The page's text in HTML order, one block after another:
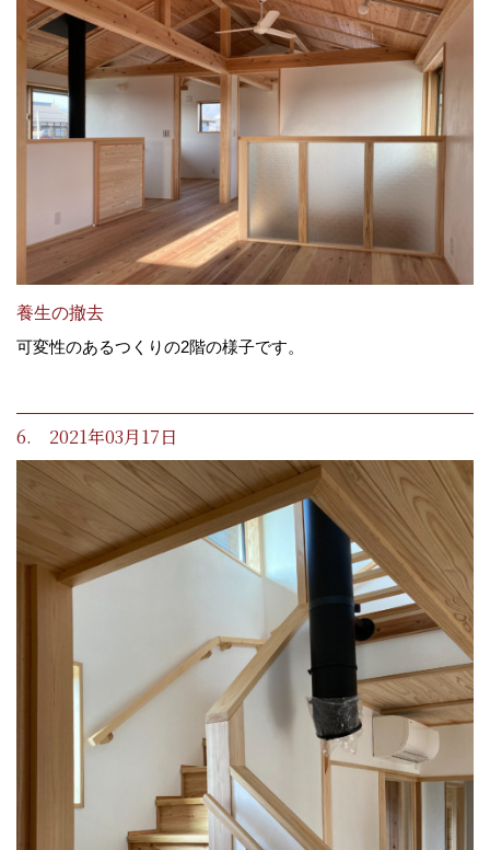
養生の撤去
可変性のあるつくりの2階の様子です。
6. 2021年03月17日